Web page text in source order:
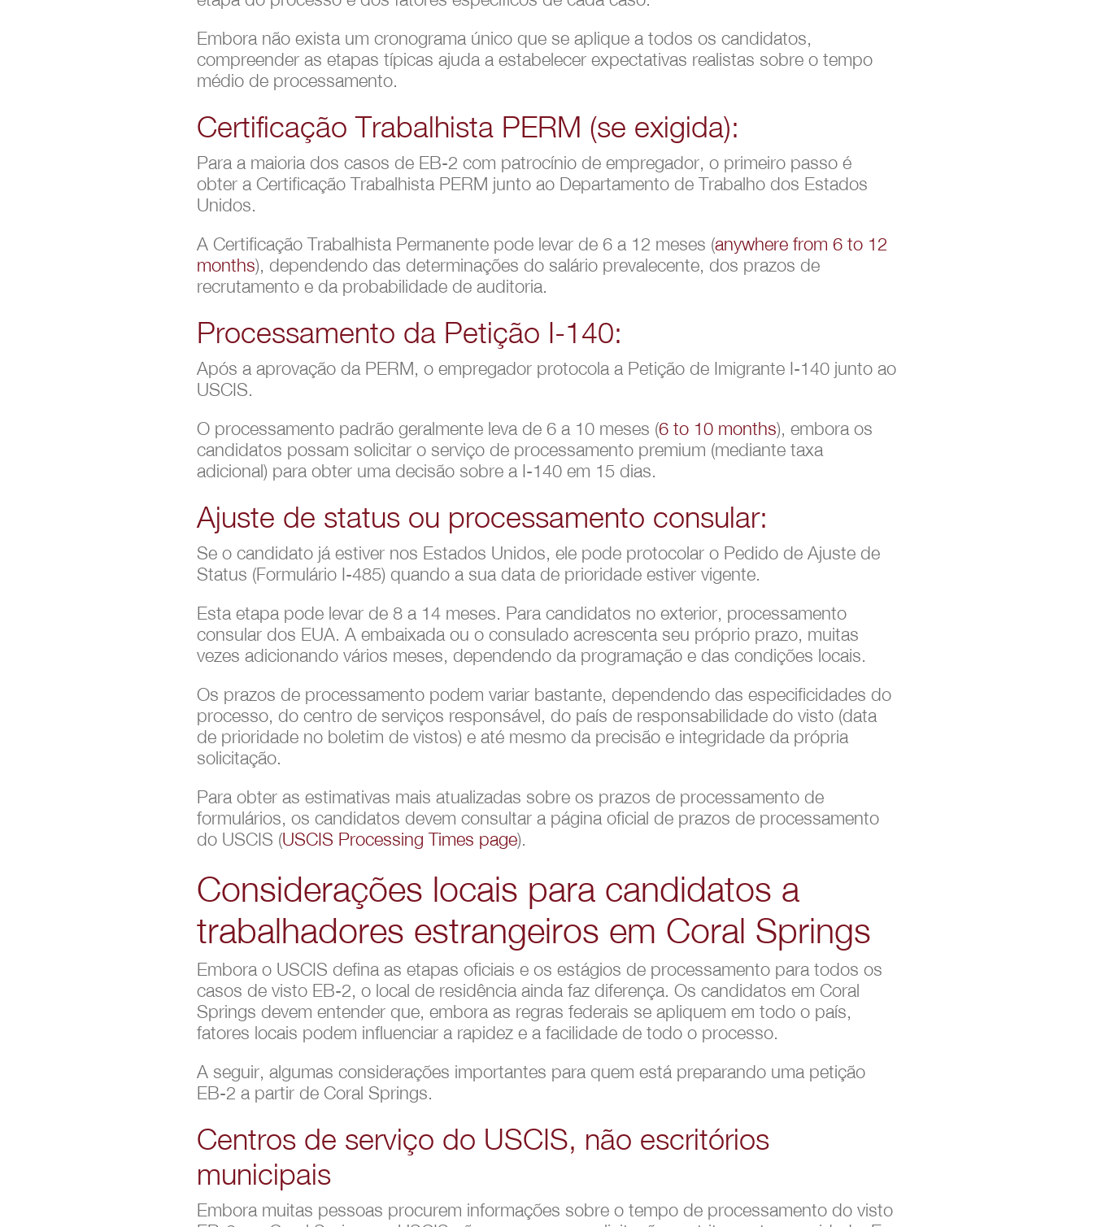
Embora não exista um cronograma único que se aplique a todos os candidatos,
compreender as etapas típicas ajuda a estabelecer expectativas realistas sobre o tempo
médio de processamento.
Certificação Trabalhista PERM (se exigida):
Para a maioria dos casos de EB-2 com patrocínio de empregador, o primeiro passo é
obter a Certificação Trabalhista PERM junto ao Departamento de Trabalho dos Estados
Unidos.
A Certificação Trabalhista Permanente pode levar de 6 a 12 meses (anywhere from 6 to 12
months), dependendo das determinações do salário prevalecente, dos prazos de
recrutamento e da probabilidade de auditoria.
Processamento da Petição I-140:
Após a aprovação da PERM, o empregador protocola a Petição de Imigrante I-140 junto ao
USCIS.
O processamento padrão geralmente leva de 6 a 10 meses (6 to 10 months), embora os
candidatos possam solicitar o serviço de processamento premium (mediante taxa
adicional) para obter uma decisão sobre a I-140 em 15 dias.
Ajuste de status ou processamento consular:
Se o candidato já estiver nos Estados Unidos, ele pode protocolar o Pedido de Ajuste de
Status (Formulário I-485) quando a sua data de prioridade estiver vigente.
Esta etapa pode levar de 8 a 14 meses. Para candidatos no exterior, processamento
consular dos EUA. A embaixada ou o consulado acrescenta seu próprio prazo, muitas
vezes adicionando vários meses, dependendo da programação e das condições locais.
Os prazos de processamento podem variar bastante, dependendo das especificidades do
processo, do centro de serviços responsável, do país de responsabilidade do visto (data
de prioridade no boletim de vistos) e até mesmo da precisão e integridade da própria
solicitação.
Para obter as estimativas mais atualizadas sobre os prazos de processamento de
formulários, os candidatos devem consultar a página oficial de prazos de processamento
do USCIS (USCIS Processing Times page).
Considerações locais para candidatos a
trabalhadores estrangeiros em Coral Springs
Embora o USCIS defina as etapas oficiais e os estágios de processamento para todos os
casos de visto EB-2, o local de residência ainda faz diferença. Os candidatos em Coral
Springs devem entender que, embora as regras federais se apliquem em todo o país,
fatores locais podem influenciar a rapidez e a facilidade de todo o processo.
A seguir, algumas considerações importantes para quem está preparando uma petição
EB-2 a partir de Coral Springs.
Centros de serviço do USCIS, não escritórios
municipais
Embora muitas pessoas procurem informações sobre o tempo de processamento do visto